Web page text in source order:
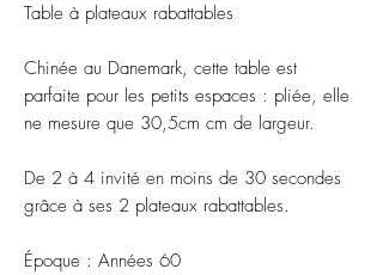
Table à plateaux rabattables
Chinée au Danemark, cette table est
parfaite pour les petits espaces : pliée, elle
ne mesure que 30,5cm cm de largeur.
De 2 à 4 invité en moins de 30 secondes
grâce à ses 2 plateaux rabattables.
Époque : Années 60